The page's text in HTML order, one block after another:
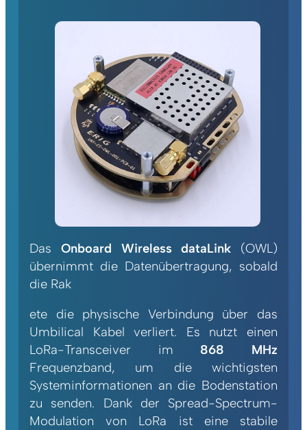
Das Onboard Wireless dataLink (OWL)
übernimmt die Datenübertragung, sobald
die Rak
ete die physische Verbindung über das
Umbilical Kabel verliert. Es nutzt einen
LoRa-Transceiver im 868 MHz
Frequenzband, um die wichtigsten
Systeminformationen an die Bodenstation
zu senden. Dank der Spread-Spectrum-
Modulation von LoRa ist eine stabile